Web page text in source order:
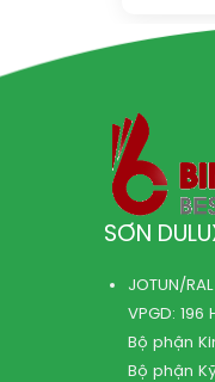
SƠN
JOTUN/
VPGD:
Bộ phận
Bộ phận